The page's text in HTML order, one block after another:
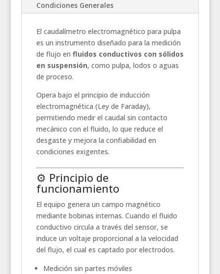
Condiciones Generales
El caudalímetro electromagnético para pulpa
es un instrumento diseñado para la medición
de flujo en fluidos conductivos con sólidos
en suspensión, como pulpa, lodos o aguas
de proceso.
Opera bajo el principio de inducción
electromagnética (Ley de Faraday),
permitiendo medir el caudal sin contacto
mecánico con el fluido, lo que reduce el
desgaste y mejora la confiabilidad en
condiciones exigentes.
⚙️ Principio de
funcionamiento
El equipo genera un campo magnético
mediante bobinas internas. Cuando el fluido
conductivo circula a través del sensor, se
induce un voltaje proporcional a la velocidad
del flujo, el cual es captado por electrodos.
Medición sin partes móviles